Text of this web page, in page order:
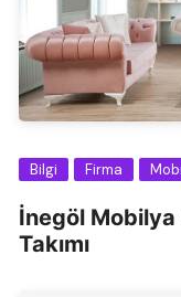
Bilgi Firma
İnegöl
Takımı